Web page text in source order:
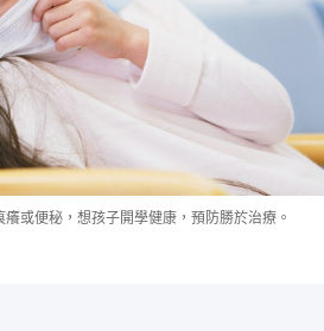
或便秘，想孩子開學健康，預防勝於治療。